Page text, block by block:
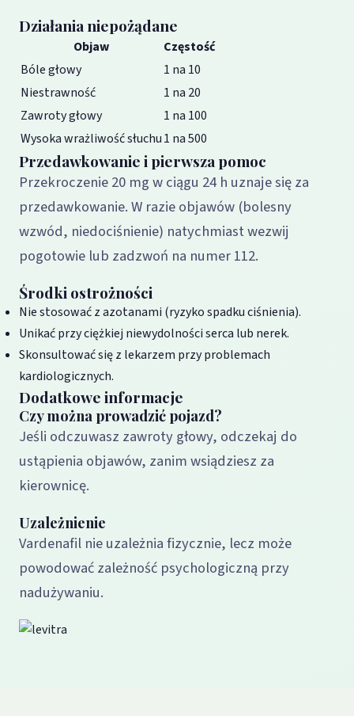
Działania niepożądane
Objaw
Częstość
Bóle głowy
1 na 10
Niestrawność
1 na 20
Zawroty głowy
1 na 100
Wysoka wrażliwość słuchu1 na 500
Przedawkowanie i pierwsza pomoc
Przekroczenie 20 mg w ciągu 24 h uznaje się za
przedawkowanie. W razie objawów (bolesny
wzwód, niedociśnienie) natychmiast wezwij
pogotowie lub zadzwoń na numer 112.
Środki ostrożności
Nie stosować z azotanami (ryzyko spadku ciśnienia).
Unikać przy ciężkiej niewydolności serca lub nerek.
Skonsultować się z lekarzem przy problemach
kardiologicznych.
Dodatkowe informacje
Czy można prowadzić pojazd?
Jeśli odczuwasz zawroty głowy, odczekaj do
ustąpienia objawów, zanim wsiądziesz za
kierownicę.
Uzależnienie
Vardenafil nie uzależnia fizycznie, lecz może
powodować zależność psychologiczną przy
nadużywaniu.